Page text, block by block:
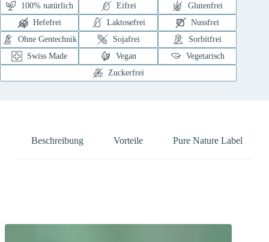
100% natürlich Eifrei
Glutenfrei
Hefefrei
Laktosefrei
Nussfrei
Ohne Gentechnik
Sojafrei
Sorbitfrei
Swiss Made
Vegan
Vegetarisch
Zuckerfrei
Beschreibung Vorteile Pure Nature Label